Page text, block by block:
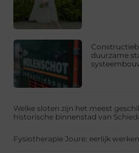
duurzame
Welke sloten zijn het meest
historische binnenstad van
Fysiotherapie Joure: eerlijk